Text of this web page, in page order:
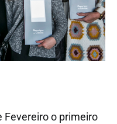
Fevereiro o primeiro